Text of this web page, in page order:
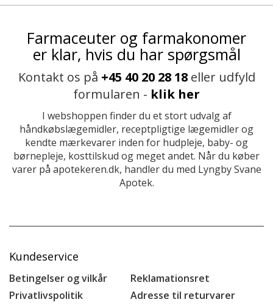
Farmaceuter og farmakonomer
er klar, hvis du har spørgsmål
Kontakt os på +45 40 20 28 18eller udfyld
formularen - klik her
I webshoppen finder du et stort udvalg af
håndkøbslægemidler, receptpligtige lægemidler og
kendte mærkevarer inden for hudpleje, baby- og
børnepleje, kosttilskud og meget andet. Når du køber
varer på apotekeren.dk, handler du med Lyngby Svane
Apotek.
Kundeservice
Betingelser og vilkår
Privatlivspolitik
Reklamationsret
Adresse til returvarer